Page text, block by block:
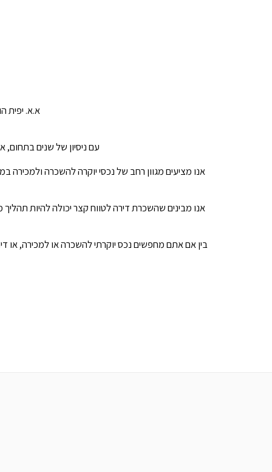
א.א. יפית
עם ניסיון של שנים
אנו מציעים מגוון רחב של נכסי יוקרה להשכרה ולמכירה
אנו מבינים שהשכרת דירה לטווח קצר יכולה להיות
בין אם אתם מחפשים נכס יוקרתי להשכרה או למכירה, או